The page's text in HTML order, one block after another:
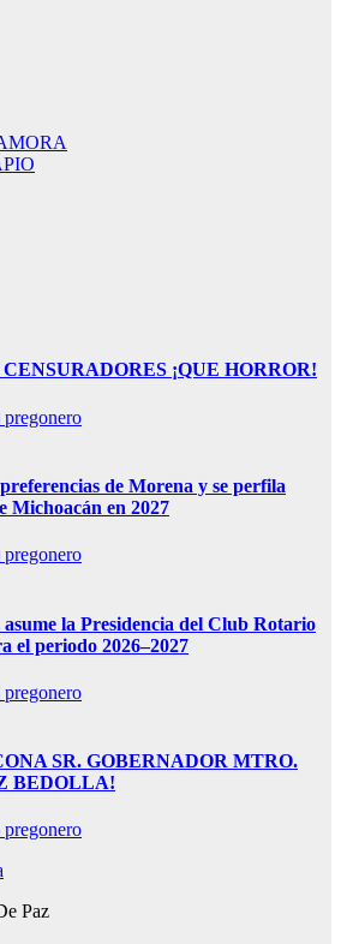
¡QUE HORROR!
de Morena y se perfila
Michoacán en 2027
la Presidencia del Club Rotario
el periodo 2026–2027
SR. GOBERNADOR MTRO.
BEDOLLA!
Paz